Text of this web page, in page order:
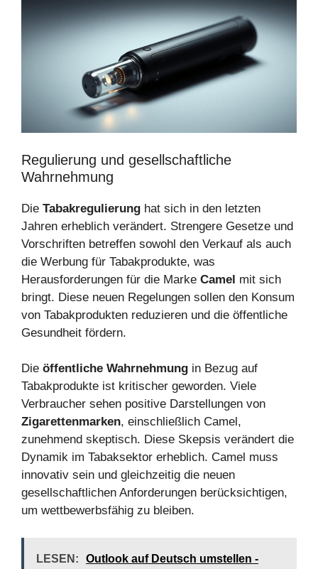
Regulierung und gesellschaftliche
Wahrnehmung
Die Tabakregulierung hat sich in den letzten
Jahren erheblich verändert. Strengere Gesetze und
Vorschriften betreffen sowohl den Verkauf als auch
die Werbung für Tabakprodukte, was
Herausforderungen für die Marke Camel mit sich
bringt. Diese neuen Regelungen sollen den Konsum
von Tabakprodukten reduzieren und die öffentliche
Gesundheit fördern.
Die öffentliche Wahrnehmung in Bezug auf
Tabakprodukte ist kritischer geworden. Viele
Verbraucher sehen positive Darstellungen von
Zigarettenmarken, einschließlich Camel,
zunehmend skeptisch. Diese Skepsis verändert die
Dynamik im Tabaksektor erheblich. Camel muss
innovativ sein und gleichzeitig die neuen
gesellschaftlichen Anforderungen berücksichtigen,
um wettbewerbsfähig zu bleiben.
LESEN:
Outlook auf Deutsch umstellen -